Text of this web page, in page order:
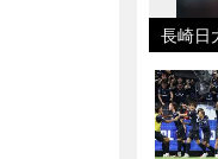
長崎日